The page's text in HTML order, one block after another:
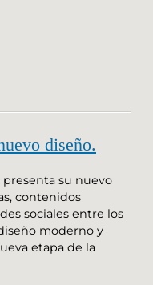
diseño.
su nuevo
contenidos
sociales entre los
moderno y
etapa de la